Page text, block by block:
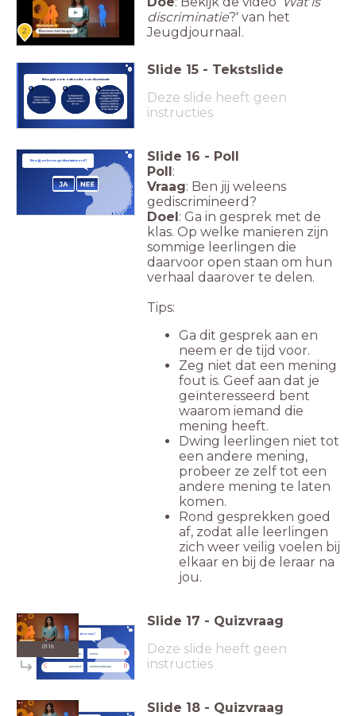
2
discriminatie?' van het
Jeugdjournaal.
Belangrijk om te onthouden over discriminatie
3
2
1
Slide 15 - Tekstslide
Deze slide heeft geen
instructies
Ben jij weleens gediscrimineerd? Slide 16 - Poll
Poll:
Vraag: Ben jij weleens
gediscrimineerd?
Doel: Ga in gesprek met de
klas. Op welke manieren zijn
sommige leerlingen die
daarvoor open staan om hun
verhaal daarover te delen.
Tips:
Ga dit gesprek aan en
neem er de tijd voor.
Zeg niet dat een mening
fout is. Geef aan dat je
geïnteresseerd bent
waarom iemand die
mening heeft.
Dwing leerlingen niet tot
een andere mening,
probeer ze zelf tot een
andere mening te laten
komen.
Rond gesprekken goed
af, zodat alle leerlingen
zich weer veilig voelen bij
elkaar en bij de leraar na
jou.
01:16
Wat is het beroep van deze man?
tuinman B
acteur
C president D
seriemoordenaar
Slide 17 - Quizvraag
Deze slide heeft geen
instructies
Slide 18 - Quizvraag